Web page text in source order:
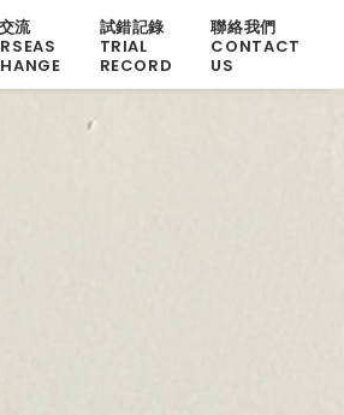
流
試錯記錄
TRIAL
RECORD
聯絡我們
CONTACT
US